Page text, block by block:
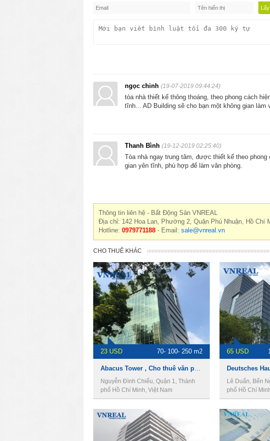
ngọc chinh (19-07-2019 09:44:24)
tòa nhà thiết kế thông thoáng, theo phong cách
tĩnh... AD Building sẽ cho bạn một không gian làm
Thanh Bình (19-12-2019 02:25:40)
Tòa nhà ngay trung tâm, được thiết kế theo
gian yên tĩnh, phù hợp để làm văn phòng.
Thông tin liên hệ - Bất Động Sản VNREAL
Địa chỉ: 142 Hoa Lan, Phường 2, Quận Phú Nhuận, Hồ Chí
Hotline: 0979771188 - Email: sale@vnreal.vn
CHO THUÊ KHÁC
23 USD 70- 100- 250 m2
Nguyễn Đình Chiểu, Quận 1, Thành
phố Hồ Chí Minh, Việt Nam
65 USD
Lê Duẩn, Bến
phố Hồ Chí